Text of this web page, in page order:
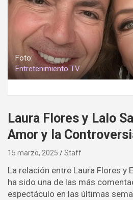
Foto:
Entretenimiento TV
Laura Flores y Lalo
Amor y la
15 marzo, 2025 Staff
La relación entre Laura Flores y
ha sido una de las más
espectáculo en las últimas